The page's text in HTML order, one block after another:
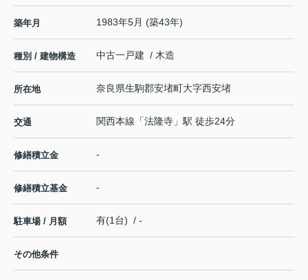
築年月 1983年5月 (築43年)
種別 / 建物構造 中古一戸建 / 木造
所在地 奈良県生駒郡安堵町大字西安堵
交通 関西本線 「法隆寺 」駅 徒歩24分
修繕積立金 -
修繕積立基金 -
駐車場 / 月額 有(1台) / -
その他条件